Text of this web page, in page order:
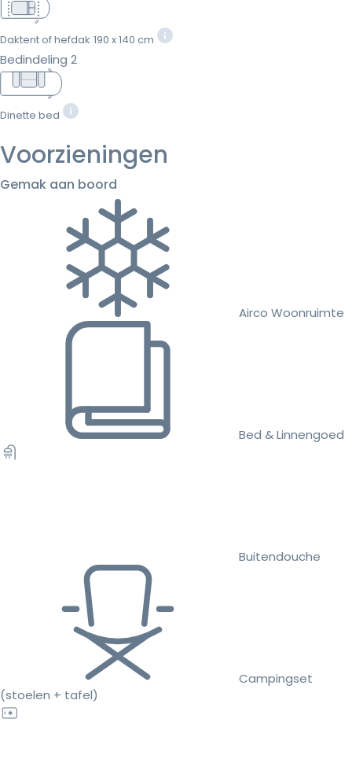
Daktent of hefdak 190 x 140 cm
Bedindeling 2
Dinette bed
Voorzieningen
Gemak aan boord
Airco Woonruimte
Bed & Linnengoed
Buitendouche
Campingset
(stoelen + tafel)